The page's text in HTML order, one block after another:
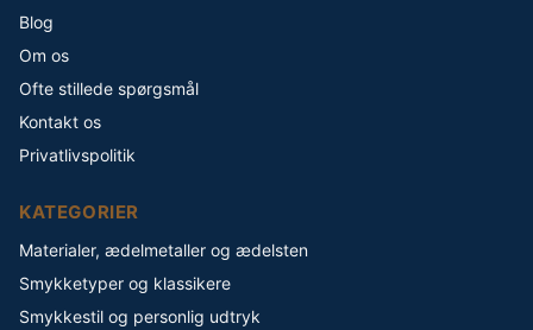
Blog
Om os
Ofte stillede spørgsmål
Kontakt os
Privatlivspolitik
KATEGORIER
Materialer, ædelmetaller og ædelsten
Smykketyper og klassikere
Smykkestil og personlig udtryk